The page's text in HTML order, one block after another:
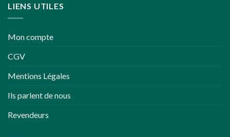
LIENS UTILES
Mon compte
CGV
Mentions Légales
Ils parlent de nous
Revendeurs